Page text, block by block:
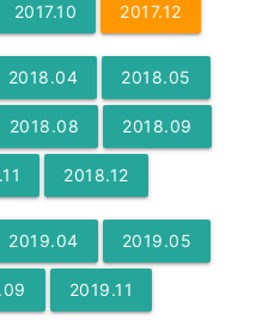
2017.10 2017.12
2018.04 2018.05
2018.08 2018.09
.11 2018.12
2019.04 2019.05
.09 2019.11